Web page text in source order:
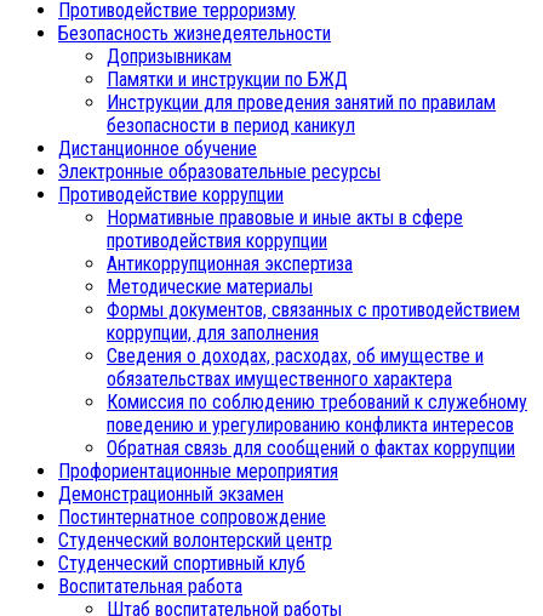
Противодействие терроризму
Безопасность жизнедеятельности
Допризывникам
Памятки и инструкции по БЖД
Инструкции для проведения занятий по правилам
безопасности в период каникул
Дистанционное обучение
Электронные образовательные ресурсы
Противодействие коррупции
Нормативные правовые и иные акты в сфере
противодействия коррупции
Антикоррупционная экспертиза
Методические материалы
Формы документов, связанных с противодействием
коррупции, для заполнения
Сведения о доходах, расходах, об имуществе и
обязательствах имущественного характера
Комиссия по соблюдению требований к служебному
поведению и урегулированию конфликта интересов
Обратная связь для сообщений о фактах коррупции
Профориентационные мероприятия
Демонстрационный экзамен
Постинтернатное сопровождение
Студенческий волонтерский центр
Студенческий спортивный клуб
Воспитательная работа
Штаб воспитательной работы